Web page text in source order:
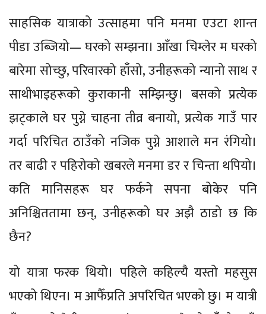
साहसिक यात्राको उत्साहमा पनि मनमा एउटा शान्त
पीडा उब्जियो— घरको सम्झना। आँखा चिम्लेर म घरको
बारेमा सोच्छु, परिवारको हाँसो, उनीहरूको न्यानो साथ र
साथीभाइहरूको कुराकानी सम्झिन्छु। बसको प्रत्येक
झट्काले घर पुग्ने चाहना तीव्र बनायो, प्रत्येक गाउँ पार
गर्दा परिचित ठाउँको नजिक पुग्ने आशाले मन रंगियो।
तर बाढी र पहिरोको खबरले मनमा डर र चिन्ता थपियो।
कति मानिसहरू घर फर्कने सपना बोकेर पनि
अनिश्चिततामा छन्, उनीहरूको घर अझै ठाडो छ कि
छैन?
यो यात्रा फरक थियो। पहिले कहिल्यै यस्तो महसुस
भएको थिएन। म आफैँप्रति अपरिचित भएको छु। म यात्री